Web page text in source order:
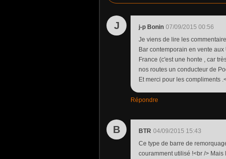
J j-p Bonin 07/09/2015 00:56
Je viens de lire les
Bar contemporain en vente
France (c'est une honte , car
nos routes un conducteur de
Et merci pour les compliments
Répondre
B BTR 04/09/2015 15:43
Ce type de barre de
couramment utilisé !<br />